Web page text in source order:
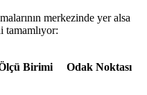
merkezinde yer alsa
tamamlıyor:
Birimi Odak Noktası